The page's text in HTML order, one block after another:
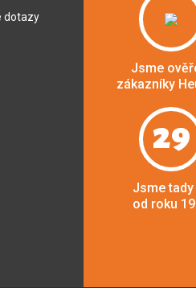
dotazy
Jsme
zákazníky
29
Jsme tady
od roku